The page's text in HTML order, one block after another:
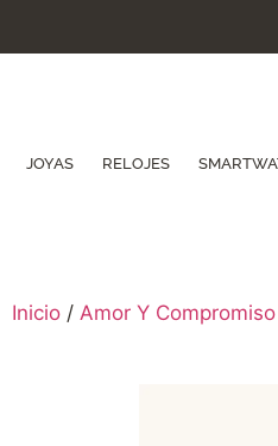
JOYAS RELOJES
Inicio / Amor Y Compromiso